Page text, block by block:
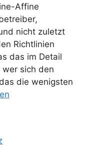
Affine
nicht zuletzt
Richtlinien
das im Detail
sich den
die wenigsten